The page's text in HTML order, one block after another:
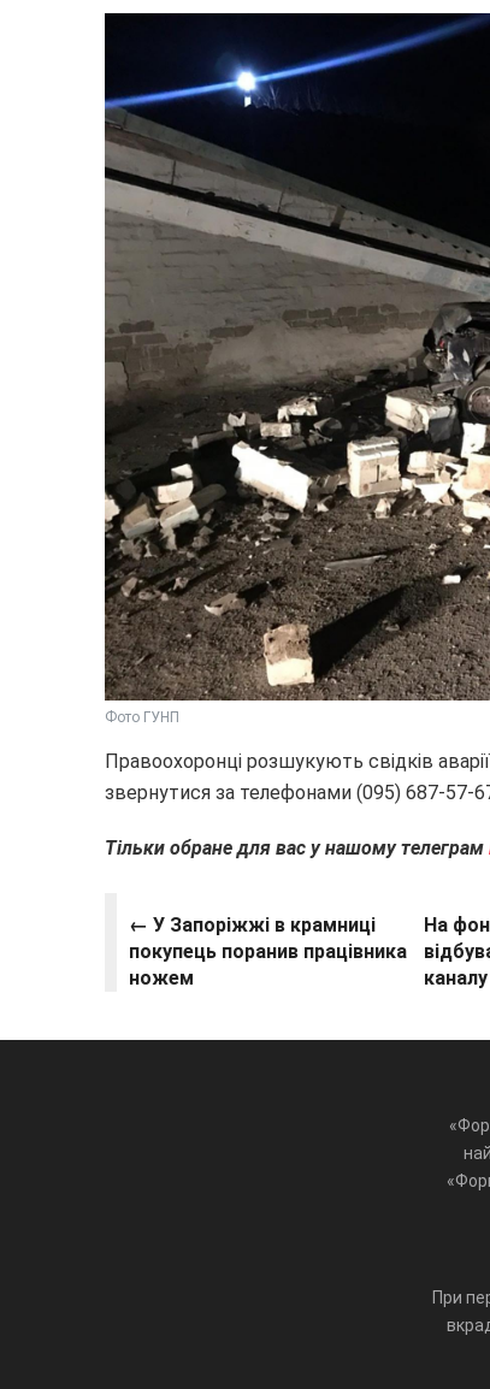
Фото ГУНП
Правоохоронці розшукують свідків
звернутися за телефонами (095) 687-57-
Тільки обране для вас у нашому телеграм
← У Запоріжжі в крамниці
покупець поранив працівника
ножем
На
При